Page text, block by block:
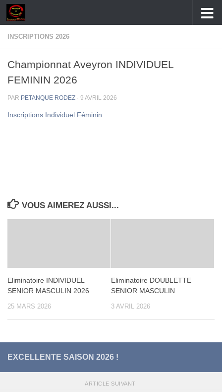
Skip to content
INSCRIPTIONS 2026
Championnat Aveyron INDIVIDUEL
FEMININ 2026
PAR PETANQUE RODEZ · 9 AVRIL 2026
Inscriptions Individuel Féminin
VOUS AIMEREZ AUSSI...
Eliminatoire INDIVIDUEL
SENIOR MASCULIN 2026
25 MARS 2026
Eliminatoire DOUBLETTE
SENIOR MASCULIN
3 AVRIL 2026
EXCELLENTE SAISON 2026 !
ARTICLE SUIVANT